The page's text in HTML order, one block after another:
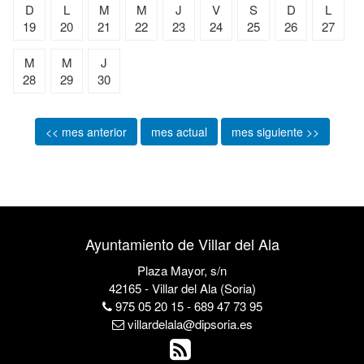
D
19
L
20
M
21
M
22
J
23
V
24
S
25
D
26
L
27
M
28
M
29
J
30
<< mes anterior mes actual mes siguiente >>
Ayuntamiento de Villar del Ala
Plaza Mayor, s/n
42165 - Villar del Ala (Soria)
975 05 20 15 - 689 47 73 95
villardelala@dipsoria.es